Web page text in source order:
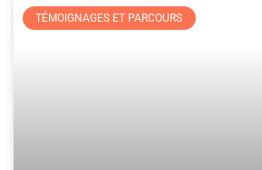
TÉMOIGNAGES ET PARCOURS